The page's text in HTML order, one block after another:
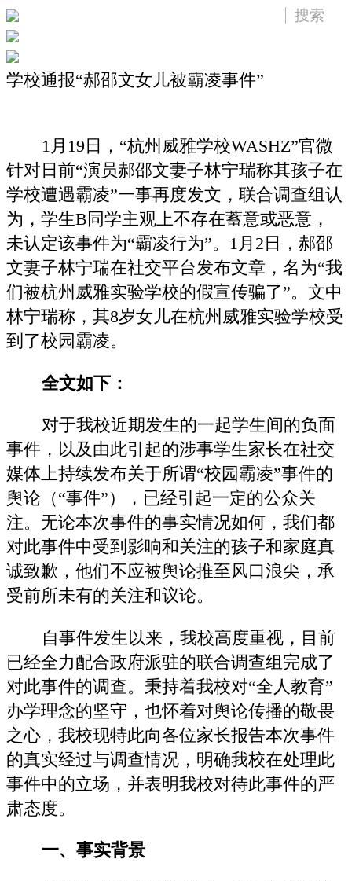
学校通报“郝邵文女儿被霸凌事件”
1月19日，“杭州威雅学校WASHZ”官微
针对日前“演员郝邵文妻子林宁瑞称其孩子在
学校遭遇霸凌”一事再度发文，联合调查组认
为，学生B同学主观上不存在蓄意或恶意，
未认定该事件为“霸凌行为”。1月2日，郝邵
文妻子林宁瑞在社交平台发布文章，名为“我
们被杭州威雅实验学校的假宣传骗了”。文中
林宁瑞称，其8岁女儿在杭州威雅实验学校受
到了校园霸凌。
全文如下：
对于我校近期发生的一起学生间的负面
事件，以及由此引起的涉事学生家长在社交
媒体上持续发布关于所谓“校园霸凌”事件的
舆论（“事件”），已经引起一定的公众关
注。无论本次事件的事实情况如何，我们都
对此事件中受到影响和关注的孩子和家庭真
诚致歉，他们不应被舆论推至风口浪尖，承
受前所未有的关注和议论。
自事件发生以来，我校高度重视，目前
已经全力配合政府派驻的联合调查组完成了
对此事件的调查。秉持着我校对“全人教育”
办学理念的坚守，也怀着对舆论传播的敬畏
之心，我校现特此向各位家长报告本次事件
的真实经过与调查情况，明确我校在处理此
事件中的立场，并表明我校对待此事件的严
肃态度。
一、事实背景